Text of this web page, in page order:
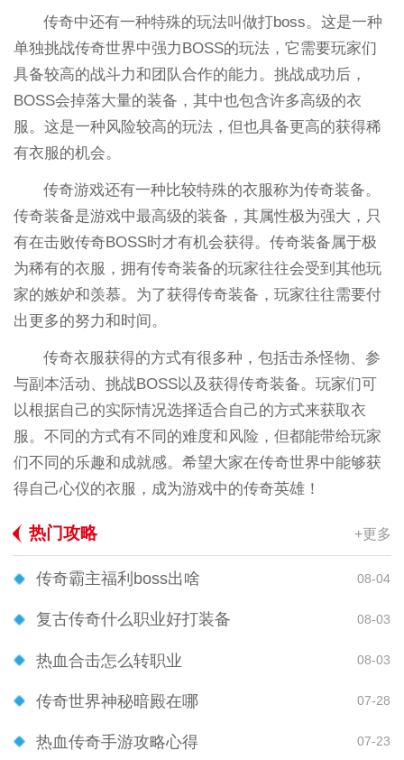
传奇中还有一种特殊的玩法叫做打boss。这是一种
单独挑战传奇世界中强力BOSS的玩法，它需要玩家们
具备较高的战斗力和团队合作的能力。挑战成功后，
BOSS会掉落大量的装备，其中也包含许多高级的衣
服。这是一种风险较高的玩法，但也具备更高的获得稀
有衣服的机会。
传奇游戏还有一种比较特殊的衣服称为传奇装备。
传奇装备是游戏中最高级的装备，其属性极为强大，只
有在击败传奇BOSS时才有机会获得。传奇装备属于极
为稀有的衣服，拥有传奇装备的玩家往往会受到其他玩
家的嫉妒和羡慕。为了获得传奇装备，玩家往往需要付
出更多的努力和时间。
传奇衣服获得的方式有很多种，包括击杀怪物、参
与副本活动、挑战BOSS以及获得传奇装备。玩家们可
以根据自己的实际情况选择适合自己的方式来获取衣
服。不同的方式有不同的难度和风险，但都能带给玩家
们不同的乐趣和成就感。希望大家在传奇世界中能够获
得自己心仪的衣服，成为游戏中的传奇英雄！
热门攻略 +更多
传奇霸主福利boss出啥 08-04
复古传奇什么职业好打装备 08-03
热血合击怎么转职业 08-03
传奇世界神秘暗殿在哪 07-28
热血传奇手游攻略心得 07-23